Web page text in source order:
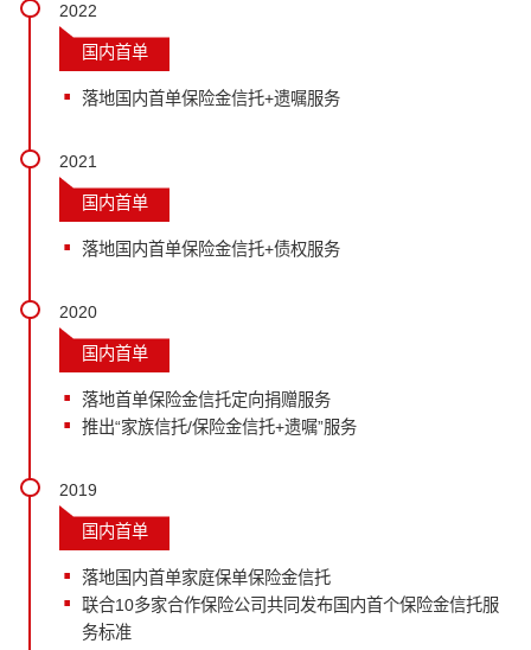
2022
国内首单
落地国内首单保险金信托+遗嘱服务
2021
国内首单
落地国内首单保险金信托+债权服务
2020
国内首单
落地首单保险金信托定向捐赠服务
推出“家族信托/保险金信托+遗嘱”服务
2019
国内首单
落地国内首单家庭保单保险金信托
联合10多家合作保险公司共同发布国内首个保险金信托服
务标准